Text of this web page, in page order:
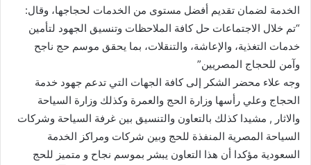
الخدمة لضمان تقديم أفضل مستوى من الخدمات لحجاجها، وقال:
“تم خلال الاجتماعات حل كافة الملاحظات وتنسيق الجهود لتأمين
خدمات التغذية، والإعاشة، والتنقلات، بما يحقق موسم حج ناجح
وآمن للحجاج المصريين”
وجه علاء محضر الشكر إلى كافة الجهات التي تدعم جهود خدمة
الحجاج وعلي رأسها وزارة الحج والعمرة وكذلك وزارة السياحة
والاثار , مشيدا كذلك بالتعاون والتنسيق بين غرفة السياحة وشركات
السياحة المصرية المنفذة للحج وبين شركات ومراكز الخدمة
السعودية مؤكدا أن هذا التعاون يبشر بموسم نجاح و متميز للحج